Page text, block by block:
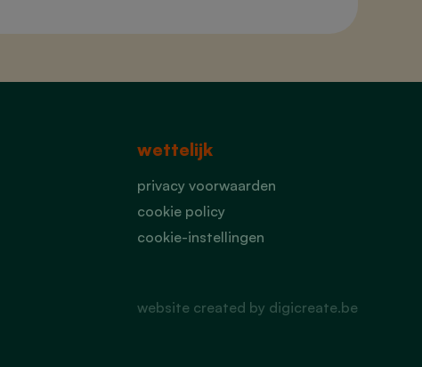
wettelijk
privacy voorwaarden
cookie policy
cookie-instellingen
website created by digicreate.be